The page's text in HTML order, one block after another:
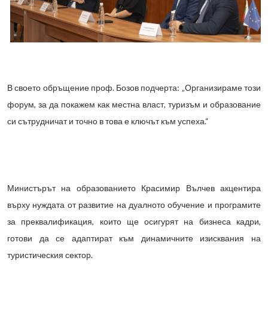
В своето обръщение проф. Бозов подчерта: „Организираме този
форум, за да покажем как местна власт, туризъм и образование
си сътрудничат и точно в това е ключът към успеха.“
Министърът на образованието Красимир Вълчев акцентира
върху нуждата от развитие на дуалното обучение и програмите
за преквалификация, които ще осигурят на бизнеса кадри,
готови да се адаптират към динамичните изисквания на
туристическия сектор.